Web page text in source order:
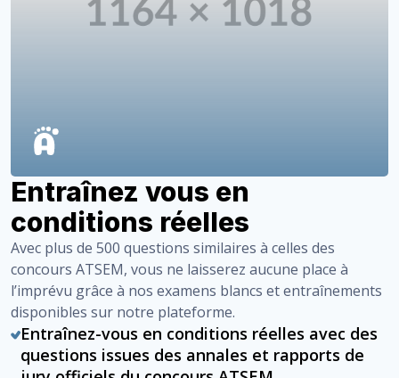
Entraînez vous en
conditions réelles
Avec plus de 500 questions similaires à celles des
concours ATSEM, vous ne laisserez aucune place à
l’imprévu grâce à nos examens blancs et entraînements
disponibles sur notre plateforme.
Entraînez-vous en conditions réelles avec des
questions issues des annales et rapports de